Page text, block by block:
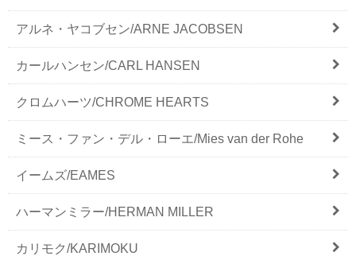
アルネ・ヤコブセン/ARNE JACOBSEN
カールハンセン/CARL HANSEN
クロムハーツ/CHROME HEARTS
ミース・ファン・デル・ローエ/Mies van der Rohe
イームズ/EAMES
ハーマンミラー/HERMAN MILLER
カリモク/KARIMOKU